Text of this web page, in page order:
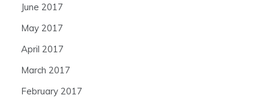
June 2017
May 2017
April 2017
March 2017
February 2017